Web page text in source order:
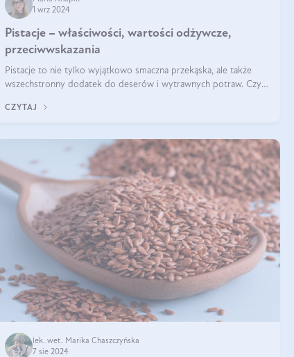
1 wrz 2024
Pistacje – właściwości, wartości odżywcze,
przeciwwskazania
Pistacje to nie tylko wyjątkowo smaczna przekąska, ale także
wszechstronny dodatek do deserów i wytrawnych potraw. Czy
każdy może się ni
CZYTAJ
lek. wet. Marika Chaszczyńska
7 sie 2024